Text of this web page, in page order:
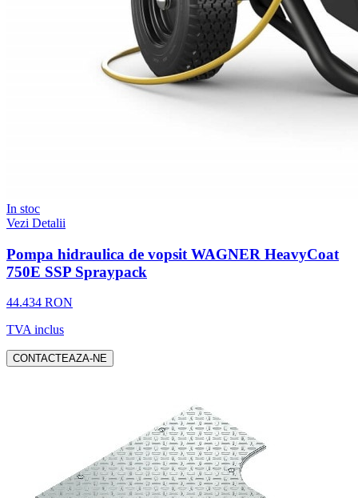
In stoc
Vezi Detalii
Pompa hidraulica de vopsit WAGNER HeavyCoat
750E SSP Spraypack
44.434 RON
TVA inclus
CONTACTEAZA-NE